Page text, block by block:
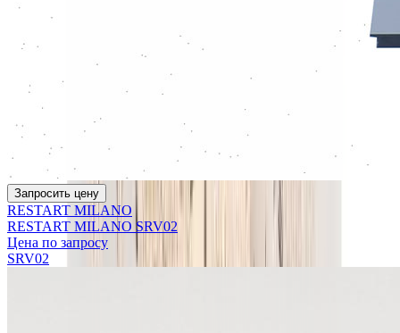
Запросить цену
RESTART MILANO
RESTART MILANO SRV02
Цена по запросу
SRV02